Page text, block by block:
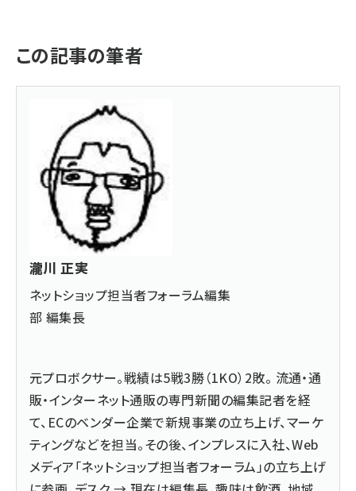
この記事の筆者
瀧川 正実
ネットショップ担当者フォーラム編集
部 編集長
元プロボクサー。戦績は5戦3勝（1KO）2敗。 流通・通
販・インターネット通販の専門新聞の編集記者を経
て、ECのベンダー企業で新規事業の立ち上げ、マーケ
ティングなどを担当。その後、インプレスに入社、Web
メディア「ネットショップ担当者フォーラム」の立ち上げ